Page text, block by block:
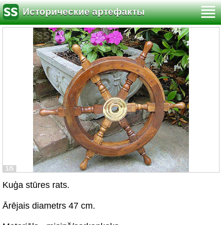
Исторические артефакты
1/5
Kuģa stūres rats.
Ārējais diametrs 47 cm.